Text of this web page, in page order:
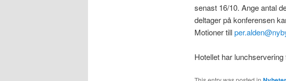
senast 16/10. Ange antal
deltager på konferensen
Motioner till
Hotellet har